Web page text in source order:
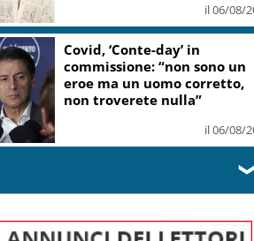
il 06/08/
Covid, ‘Conte-day’ in
commissione: “non sono un
eroe ma un uomo corretto,
non troverete nulla”
il 06/08/